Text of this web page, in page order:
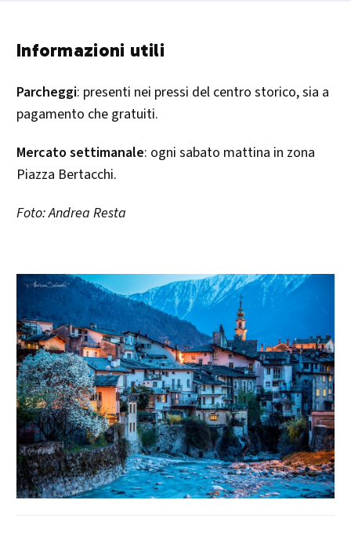
Informazioni utili
Parcheggi: presenti nei pressi del centro storico, sia a
pagamento che gratuiti.
Mercato settimanale: ogni sabato mattina in zona
Piazza Bertacchi.
Foto: Andrea Resta